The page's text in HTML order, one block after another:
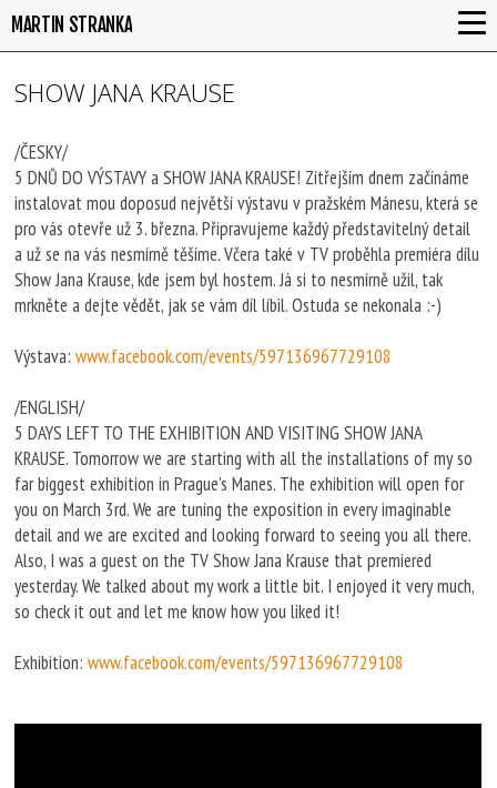
MARTIN STRANKA
SHOW JANA KRAUSE
/ČESKY/
5 DNŮ DO VÝSTAVY a SHOW JANA KRAUSE! Zítřejším dnem začínáme
instalovat mou doposud největší výstavu v pražském Mánesu, která se
pro vás otevře už 3. března. Připravujeme každý představitelný detail
a už se na vás nesmírně těšíme. Včera také v TV proběhla premiéra dílu
Show Jana Krause, kde jsem byl hostem. Já si to nesmírně užil, tak
mrkněte a dejte vědět, jak se vám díl líbil. Ostuda se nekonala :-)
Výstava:www.facebook.com/events/597136967729108
/ENGLISH/
5 DAYS LEFT TO THE EXHIBITION AND VISITING SHOW JANA
KRAUSE. Tomorrow we are starting with all the installations of my so
far biggest exhibition in Prague's Manes. The exhibition will open for
you on March 3rd. We are tuning the exposition in every imaginable
detail and we are excited and looking forward to seeing you all there.
Also, I was a guest on the TV Show Jana Krause that premiered
yesterday. We talked about my work a little bit. I enjoyed it very much,
so check it out and let me know how you liked it!
Exhibition:www.facebook.com/events/597136967729108